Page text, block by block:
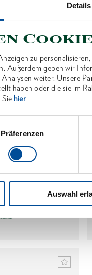
Details
zu
Außerdem geben wir
weiter. Unsere
haben oder die sie im
hier
Präferenzen
Auswahl
OX 173 E-0500
Anfrage